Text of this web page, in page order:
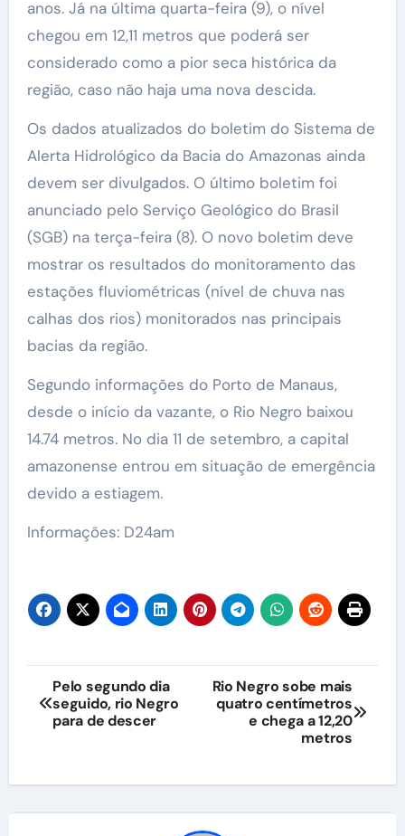
anos. Já na última quarta-feira (9), o nível
chegou em 12,11 metros que poderá ser
considerado como a pior seca histórica da
região, caso não haja uma nova descida.
Os dados atualizados do boletim do Sistema de
Alerta Hidrológico da Bacia do Amazonas ainda
devem ser divulgados. O último boletim foi
anunciado pelo Serviço Geológico do Brasil
(SGB) na terça-feira (8). O novo boletim deve
mostrar os resultados do monitoramento das
estações fluviométricas (nível de chuva nas
calhas dos rios) monitorados nas principais
bacias da região.
Segundo informações do Porto de Manaus,
desde o início da vazante, o Rio Negro baixou
14.74 metros. No dia 11 de setembro, a capital
amazonense entrou em situação de emergência
devido a estiagem.
Informações: D24am
Navegação
de
Pelo segundo dia
seguido, rio Negro
para de descer
Rio Negro sobe mais
quatro centímetros
e chega a 12,20
metros